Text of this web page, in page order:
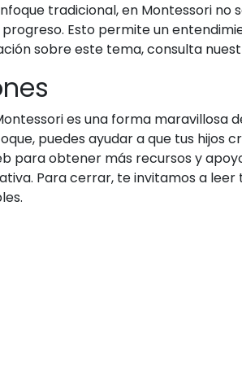
tradicional, en Montessori no
Esto permite un
sobre este tema, consulta
es una forma maravillosa
puedes ayudar a que tus hijos
para obtener más recursos y
Para cerrar, te invitamos a